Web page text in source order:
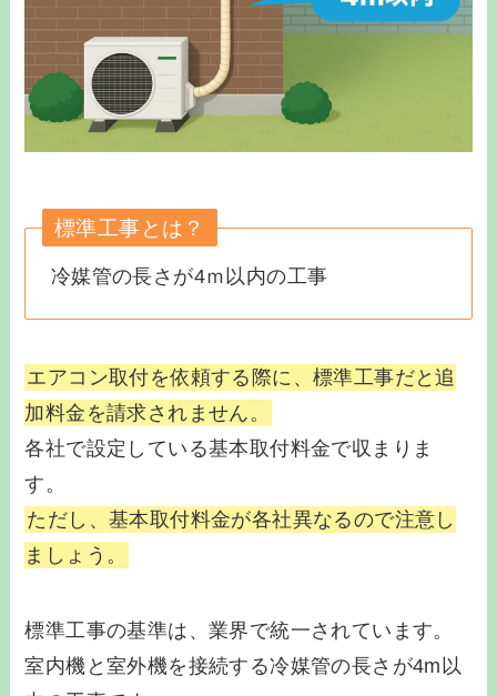
標準工事とは？
冷媒管の長さが4ｍ以内の工事
エアコン取付を依頼する際に、標準工事だと追
加料金を請求されません。
各社で設定している基本取付料金で収まりま
す。
ただし、基本取付料金が各社異なるので注意し
ましょう。
標準工事の基準は、業界で統一されています。
室内機と室外機を接続する冷媒管の長さが4m以